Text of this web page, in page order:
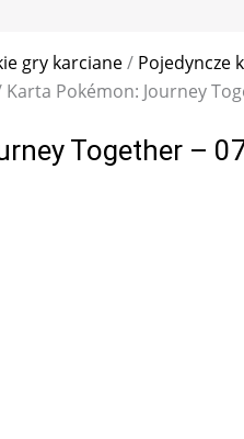
gry karciane/ Pojedyncze
Pokémon: Journey
Together –